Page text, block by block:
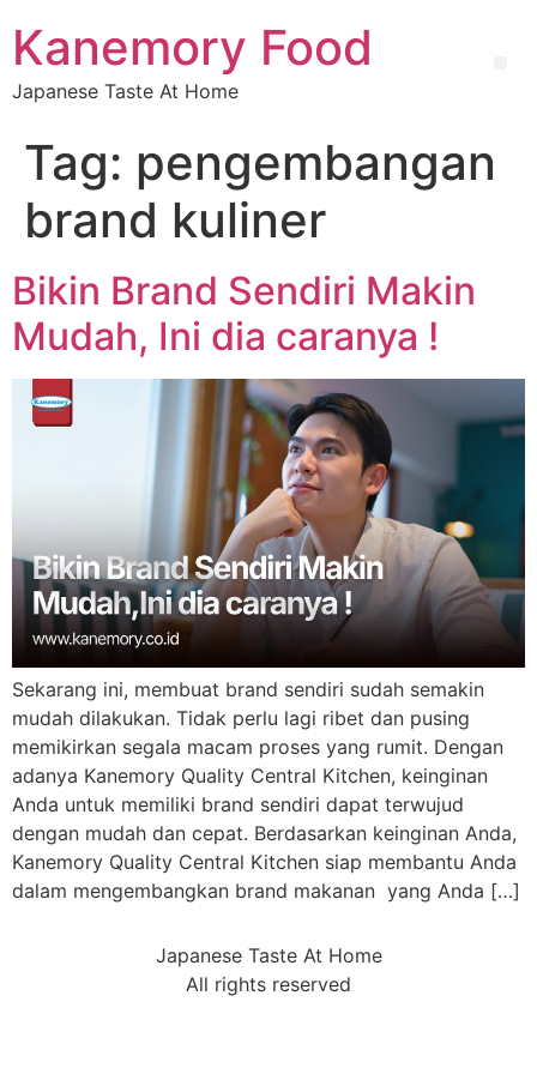
Kanemory Food
Japanese Taste At Home
Tag: pengembangan
brand kuliner
Bikin Brand Sendiri Makin
Mudah, Ini dia caranya !
Sekarang ini, membuat brand sendiri sudah semakin
mudah dilakukan. Tidak perlu lagi ribet dan pusing
memikirkan segala macam proses yang rumit. Dengan
adanya Kanemory Quality Central Kitchen, keinginan
Anda untuk memiliki brand sendiri dapat terwujud
dengan mudah dan cepat. Berdasarkan keinginan Anda,
Kanemory Quality Central Kitchen siap membantu Anda
dalam mengembangkan brand makanan yang Anda […]
Japanese Taste At Home
All rights reserved